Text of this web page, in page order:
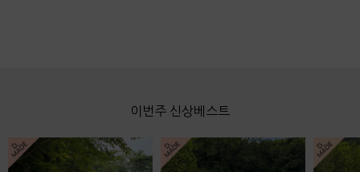
이번주 신상베스트